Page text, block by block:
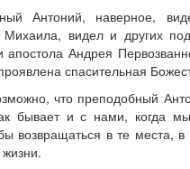
Антоний, наверное,
Михаила, видел и других
апостола Андрея
спасительная
что преподобный
бывает и с нами, когда мы
возвращаться в те места,